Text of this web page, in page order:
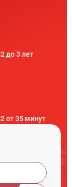
до 3 лет
от 35 минут